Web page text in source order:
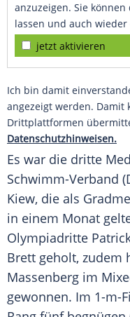
anzuzeigen. Sie
lassen und auch
jetzt aktivieren
Ich bin damit
angezeigt werden. Damit
Drittplattformen
Datenschutzhinweisen.
Es war die dritte
Schwimm-Verband (
Kiew, die als
in einem Monat
Olympiadritte
Brett geholt, zudem
Massenberg im
gewonnen. Im 1-m-